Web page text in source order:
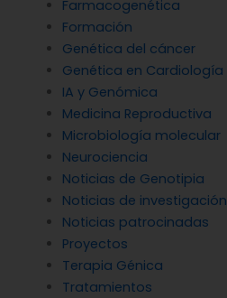
Farmacogenética
Formación
Genética del cáncer
Genética en Cardiología
IA y Genómica
Medicina Reproductiva
Microbiología molecular
Neurociencia
Noticias de Genotipia
Noticias de investigación
Noticias patrocinadas
Proyectos
Terapia Génica
Tratamientos